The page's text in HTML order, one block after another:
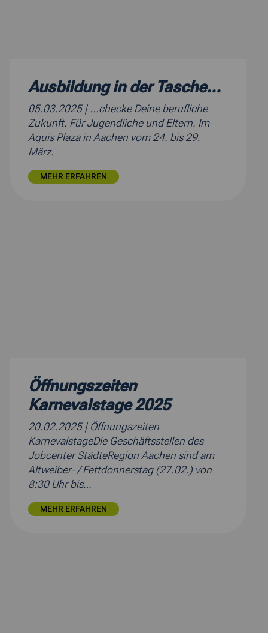
Ausbildung in der Tasche...
05.03.2025 | ...checke Deine berufliche
Zukunft. Für Jugendliche und Eltern. Im
Aquis Plaza in Aachen vom 24. bis 29.
März.
MEHR ERFAHREN
Öffnungszeiten
Karnevalstage 2025
20.02.2025 | Öffnungszeiten
KarnevalstageDie Geschäftsstellen des
Jobcenter StädteRegion Aachen sind am
Altweiber- / Fettdonnerstag (27.02.) von
8:30 Uhr bis…
MEHR ERFAHREN